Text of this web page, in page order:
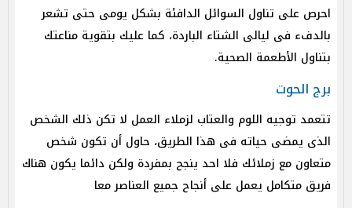
احرص على تناول السوائل الدافئة بشكل يومى حتى تشعر
بالدفء فى ليالى الشتاء الباردة، كما عليك بتقوية مناعتك
بتناول الأطعمة الصحية.
برج الحوت
تتعمد توجيه اللوم والعتاب لزملاء العمل لا تكن ذلك الشخص
الذى يمضى حياته فى هذا الطريق، حاول أن تكون شخص
متعاون مع زملائك فلا احد ينجح بمفردة ولكن دائما يكون هناك
فريق متكامل يعمل على أنجاح جميع العناصر معا